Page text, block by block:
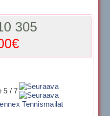
305
5 / 7
Tennismailat